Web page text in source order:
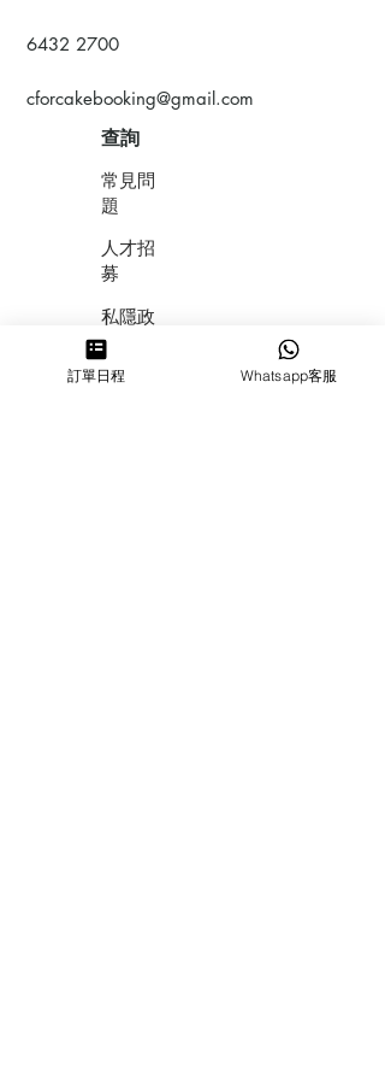
6432 2700
cforcakebooking@gmail.com
查詢
常見問
題
人才招
募
私隱政
策
​積分計
訂單日程 Whatsapp客服